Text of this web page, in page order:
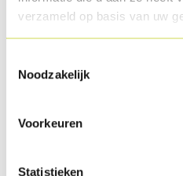
verzameld op basis van uw
Noodzakelijk
Voorkeuren
Statistieken